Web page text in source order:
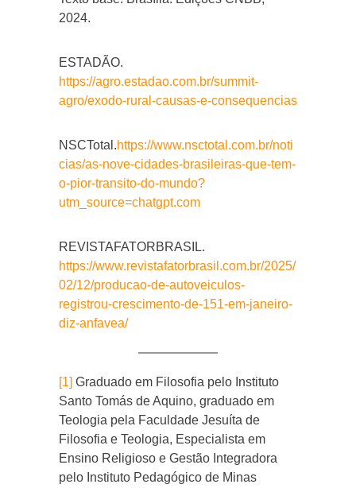
2024.
ESTADÃO.
https://agro.estadao.com.br/summit-
agro/exodo-rural-causas-e-consequencias
NSCTotal.https://www.nsctotal.com.br/noti
cias/as-nove-cidades-brasileiras-que-tem-
o-pior-transito-do-mundo?
utm_source=chatgpt.com
REVISTAFATORBRASIL.
https://www.revistafatorbrasil.com.br/2025/
02/12/producao-de-autoveiculos-
registrou-crescimento-de-151-em-janeiro-
diz-anfavea/
[1] Graduado em Filosofia pelo Instituto
Santo Tomás de Aquino, graduado em
Teologia pela Faculdade Jesuíta de
Filosofia e Teologia, Especialista em
Ensino Religioso e Gestão Integradora
pelo Instituto Pedagógico de Minas